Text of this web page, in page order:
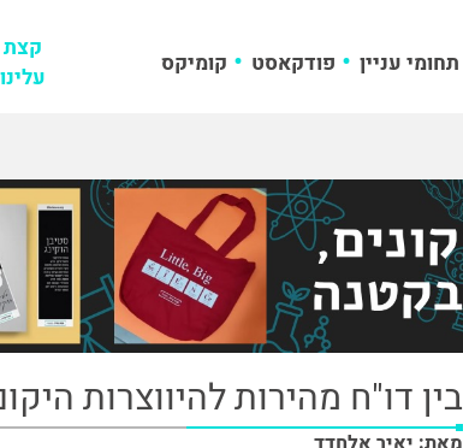
תחומי עניין פודקאסט קומיקס
קצת
עלינו
בין דו"ח מהירות להיווצרות